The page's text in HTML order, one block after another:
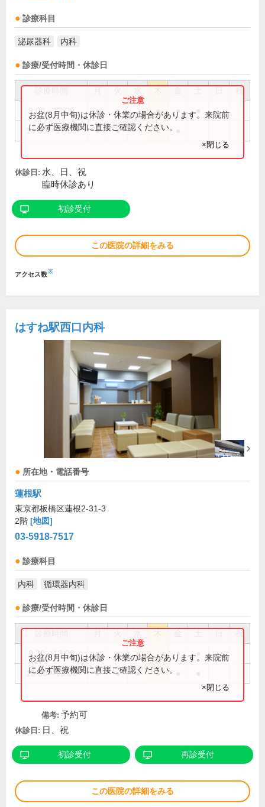
診療科目
泌尿器科 内科
診療/受付時間・休診日
祝
9:00～12:00 ● ● ● ●
14:00～17:00 ● ● ●
お盆(8月中旬)は休診・休業の場合があります。来院前
に必ず医療機関に直接ご確認ください。
×閉じる
休診日: 水、日、祝
臨時休診あり
初診受付
この医院の詳細をみる
アクセス数※
はすね駅西口内科
所在地・電話番号
蓮根駅
東京都板橋区蓮根2-31-3
2階 [地図]
03-5918-7517
診療科目
内科 循環器内科
診療/受付時間・休診日
祝
9:30～13:00 ● ● ● ●
15:30～19:00 ● ● ● ●
お盆(8月中旬)は休診・休業の場合があります。来院前
に必ず医療機関に直接ご確認ください。
×閉じる
備考: 予約可
休診日: 日、祝
初診受付 再診受付
この医院の詳細をみる